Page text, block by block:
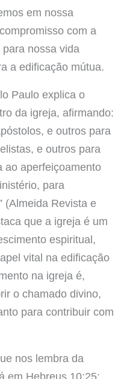
em nossa
com a
nossa vida
a edificação mútua.
Paulo explica o
da igreja, afirmando:
e outros para
e outros para
ao aperfeiçoamento
para
(Almeida Revista e
que a igreja é um
espiritual,
vital na edificação
na igreja é,
o chamado divino,
para contribuir com
nos lembra da
em Hebreus 10:25: